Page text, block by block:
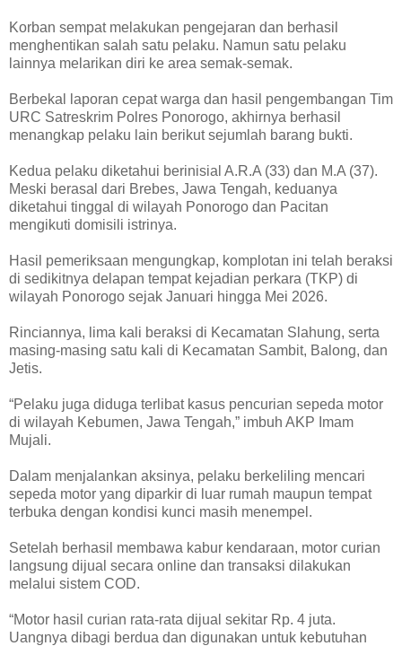
Korban sempat melakukan pengejaran dan berhasil
menghentikan salah satu pelaku. Namun satu pelaku
lainnya melarikan diri ke area semak-semak.
Berbekal laporan cepat warga dan hasil pengembangan Tim
URC Satreskrim Polres Ponorogo, akhirnya berhasil
menangkap pelaku lain berikut sejumlah barang bukti.
Kedua pelaku diketahui berinisial A.R.A (33) dan M.A (37).
Meski berasal dari Brebes, Jawa Tengah, keduanya
diketahui tinggal di wilayah Ponorogo dan Pacitan
mengikuti domisili istrinya.
Hasil pemeriksaan mengungkap, komplotan ini telah beraksi
di sedikitnya delapan tempat kejadian perkara (TKP) di
wilayah Ponorogo sejak Januari hingga Mei 2026.
Rinciannya, lima kali beraksi di Kecamatan Slahung, serta
masing-masing satu kali di Kecamatan Sambit, Balong, dan
Jetis.
“Pelaku juga diduga terlibat kasus pencurian sepeda motor
di wilayah Kebumen, Jawa Tengah,” imbuh AKP Imam
Mujali.
Dalam menjalankan aksinya, pelaku berkeliling mencari
sepeda motor yang diparkir di luar rumah maupun tempat
terbuka dengan kondisi kunci masih menempel.
Setelah berhasil membawa kabur kendaraan, motor curian
langsung dijual secara online dan transaksi dilakukan
melalui sistem COD.
“Motor hasil curian rata-rata dijual sekitar Rp. 4 juta.
Uangnya dibagi berdua dan digunakan untuk kebutuhan